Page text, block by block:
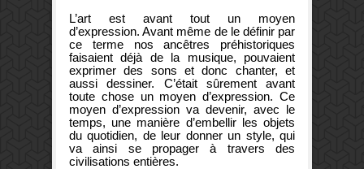
L’art est avant tout un moyen
d’expression. Avant même de le définir par
ce terme nos ancêtres préhistoriques
faisaient déjà de la musique, pouvaient
exprimer des sons et donc chanter, et
aussi dessiner. C’était sûrement avant
toute chose un moyen d’expression. Ce
moyen d’expression va devenir, avec le
temps, une manière d’embellir les objets
du quotidien, de leur donner un style, qui
va ainsi se propager à travers des
civilisations entières.